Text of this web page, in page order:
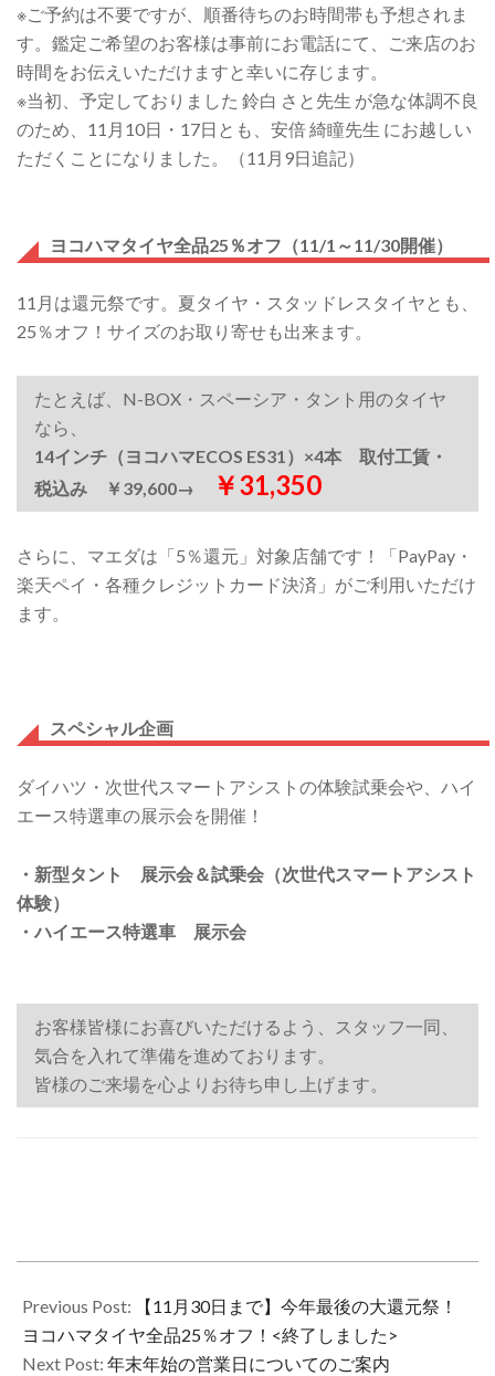
※ご予約は不要ですが、順番待ちのお時間帯も予想されま
す。鑑定ご希望のお客様は事前にお電話にて、ご来店のお
時間をお伝えいただけますと幸いに存じます。
※当初、予定しておりました 鈴白 さと先生 が急な体調不良
のため、11月10日・17日とも、安倍 綺瞳先生 にお越しい
ただくことになりました。（11月9日追記）
ヨコハマタイヤ全品25％オフ（11/1～11/30開催）
11月は還元祭です。夏タイヤ・スタッドレスタイヤとも、
25％オフ！サイズのお取り寄せも出来ます。
たとえば、N-BOX・スペーシア・タント用のタイヤ
なら、
14インチ（ヨコハマECOS ES31）×4本 取付工賃・
税込み ￥39,600→
￥31,350
さらに、マエダは「5％還元」対象店舗です！「PayPay・
楽天ペイ・各種クレジットカード決済」がご利用いただけ
ます。
スペシャル企画
ダイハツ・次世代スマートアシストの体験試乗会や、ハイ
エース特選車の展示会を開催！
・ 新型タント 展示会＆試乗会（次世代スマートアシスト
体験）
・ ハイエース特選車 展示会
お客様皆様にお喜びいただけるよう、スタッフ一同、
気合を入れて準備を進めております。
皆様のご来場を心よりお待ち申し上げます。
11-
01
Previous Post:
【11月30日まで】今年最後の大還元祭！
ヨコハマタイヤ全品25％オフ！<終了しました>
Next Post: 年末年始の営業日についてのご案内